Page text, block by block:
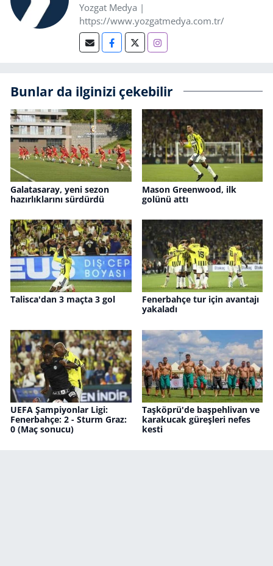
Yozgat Medya |
https://www.yozgatmedya.com.tr/
Bunlar da ilginizi çekebilir
Galatasaray, yeni sezon
hazırlıklarını sürdürdü
Mason Greenwood, ilk
golünü attı
Talisca'dan 3 maçta 3 gol
Fenerbahçe tur için avantajı
yakaladı
UEFA Şampiyonlar Ligi:
Fenerbahçe: 2 - Sturm Graz:
0 (Maç sonucu)
Taşköprü'de başpehlivan ve
karakucak güreşleri nefes
kesti